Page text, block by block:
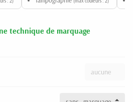
technique de marquage